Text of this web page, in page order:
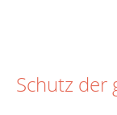
Schutz der